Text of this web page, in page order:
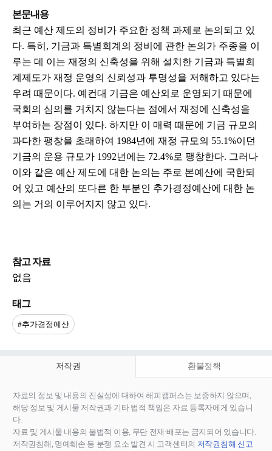
본문내용
최근 예산 제도의 정비가 주요한 정책 과제로 논의되고 있
다. 특히, 기금과 특별회계의 정비에 관한 논의가 주종을 이
루는 데 이는 재정의 신축성을 위해 설치한 기금과 특별회
계제도가 재정 운영의 신뢰성과 투명성을 저해하고 있다는
우려 때문이다. 예컨대 기금은 예산외로 운영되기 때문에
국회의 심의를 거치지 않는다는 점에서 재정에 신축성을
부여하는 장점이 있다. 하지만 이 매력 때문에 기금 규모의
과다한 팽창을 초래하여 1984년에 재정 규모의 55.1%이던
기금의 운용 규모가 1992년에는 72.4%로 팽창한다. 그러나
이와 같은 예산 제도에 대한 논의는 주로 본예산에 국한되
어 있고 예산의 또다른 한 부분인 추가경정예산에 대한 논
의는 거의 이루어지지 않고 있다.
참고 자료
없음
태그
#추가경정예산
저작권 환불정책
자료의 정보 및 내용의 진실성에 대하여 해피캠퍼스는 보증하지 않으며,
해당 정보 및 게시물 저작권과 기타 법적 책임은 자료 등록자에게 있습니
다.
자료 및 게시물 내용의 불법적 이용, 무단 전재∙배포는 금지되어 있습니다.
저작권침해, 명예훼손 등 분쟁 요소 발견 시 고객센터의 저작권침해 신고